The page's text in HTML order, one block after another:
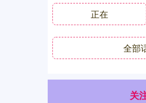
正在
全部
关